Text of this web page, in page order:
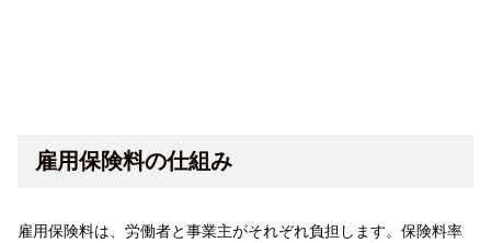
雇用保険料の仕組み
雇用保険料は、労働者と事業主がそれぞれ負担します。保険料率